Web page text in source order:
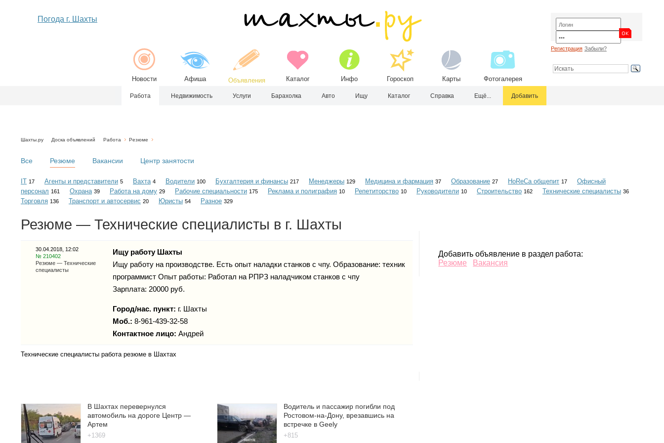
Погода г. Шахты
Новости Афиша Объявления Каталог Инфо Гороскоп Карты Фотогалерея
Регистрация Забыли?
Работа Недвижимость Услуги Барахолка Авто Ищу Каталог Справка Ещё... Добавить
Шахты.ру Доска объявлений Работа Резюме
Все Резюме Вакансии Центр занятости
IT 17 Агенты и представители 5 Вахта 4 Водители 100 Бухгалтерия и финансы 217 Менеджеры 129 Медицина и фармация 37 Образование 27 HoReCa общепит 17
Офисный
персонал 161 Охрана 39 Работа на дому 29 Рабочие специальности 175 Реклама и полиграфия 10 Репетиторство 10 Руководители 10 Строительство 162 Технические специалисты 36
Торговля 136 Транспорт и автосервис 20 Юристы 54 Разное 329
Резюме — Технические специалисты в г. Шахты
30.04.2018, 12:02
№ 210402
Резюме — Технические
специалисты
Ищу работу Шахты
Ищу работу на производстве. Есть опыт наладки станков с чпу. Образование: техник
программист Опыт работы: Работал на РПРЗ наладчиком станков с чпу
Зарплата: 20000 руб.
Город/нас. пункт: г. Шахты
Моб.: 8-961-439-32-58
Контактное лицо: Андрей
Технические специалисты работа резюме в Шахтах
Добавить объявление в раздел работа:
Резюме
Вакансия
В Шахтах перевернулся
автомобиль на дороге Центр —
Артем
+1369
Водитель и пассажир погибли под
Ростовом-на-Дону, врезавшись на
встречке в Geely
+815